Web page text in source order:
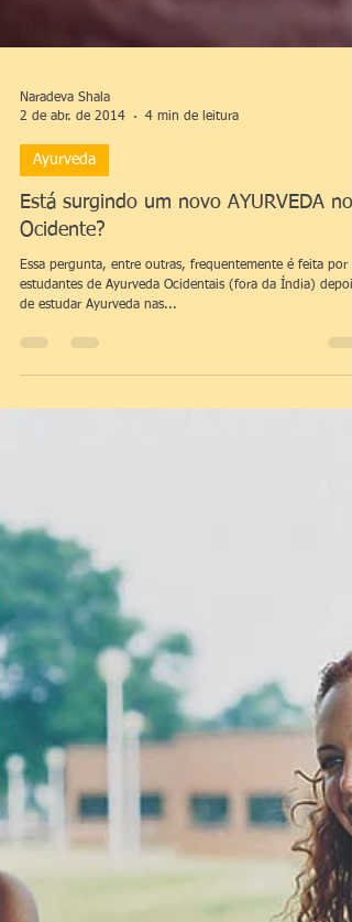
2 de abr. de 2014
4 min de leitura
Ocidente?
Essa pergunta, entre outras, frequentemente é feita por
estudantes de Ayurveda Ocidentais (fora da Índia) depois
de estudar Ayurveda nas...